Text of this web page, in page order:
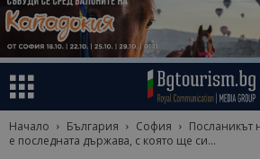
Начало България София
Посланикът
е последната държава, с която ще си...